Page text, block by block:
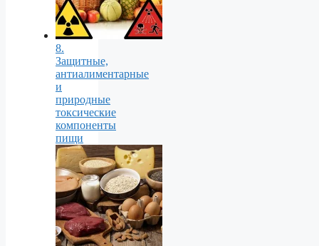
8.
Защитные,
антиалиментарные
и
природные
токсические
компоненты
пищи